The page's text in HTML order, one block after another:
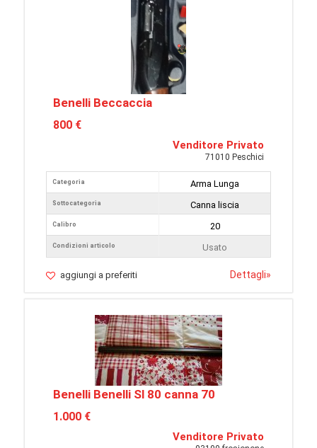
Benelli Beccaccia
800 €
Venditore Privato
71010 Peschici
Categoria
Sottocategoria
Calibro
Condizioni articolo
Arma Lunga
Canna liscia
20
Usato
aggiungi a preferiti Dettagli»
Benelli Benelli Sl 80 canna 70
1.000 €
Venditore Privato